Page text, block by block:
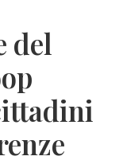
del